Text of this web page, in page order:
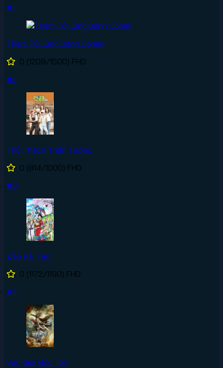
#1
Thám Tử Lừng Danh Conan
0 (1209/1500) FHD
#2
Thử Thách Thần Tượng
0 (814/1000) FHD
#3
Đảo Hải Tặc
0 (1172/1190) FHD
#4
Vạn Giới Độc Tôn